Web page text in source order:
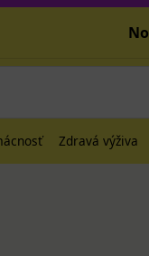
Zdravá výživa